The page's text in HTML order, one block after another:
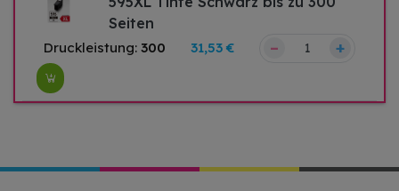
Seiten
Druckleistung: 300 31,53 € – +